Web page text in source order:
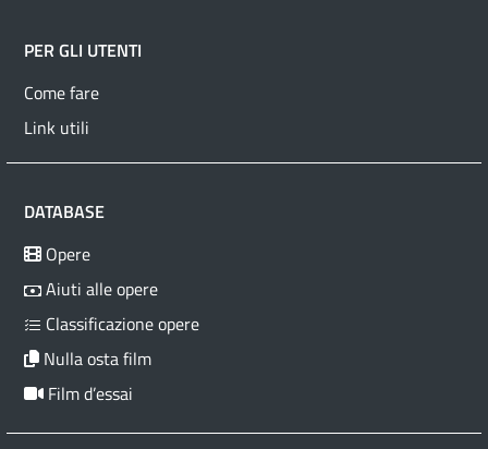
PER GLI UTENTI
Come fare
Link utili
DATABASE
Opere
Aiuti alle opere
Classificazione opere
Nulla osta film
Film d’essai